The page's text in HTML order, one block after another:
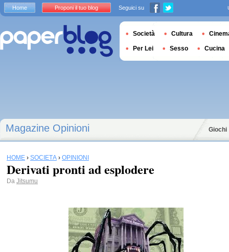
Magazine Opinioni Giochi
HOME › SOCIETÀ › OPINIONI
Derivati pronti ad esplodere
Da Jitsumu
Home Proponi il tuo blog Seguici su
Società Cultura
Per Lei Sesso Cucina